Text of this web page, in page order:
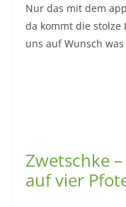
Nur das mit dem
da kommt die
uns auf Wunsch
Zwetschke
auf vier